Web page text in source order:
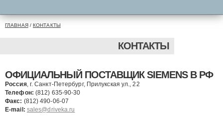
ГЛАВНАЯ/КОНТАКТЫ
КОНТАКТЫ
ОФИЦИАЛЬНЫЙ ПОСТАВЩИК SIEMENS В РФ
Россия, г. Санкт-Петербург, Прилукская ул., 22
Телефон: (812) 635-90-30
Факс: (812) 490-06-07
E-mail: sales@driveka.ru